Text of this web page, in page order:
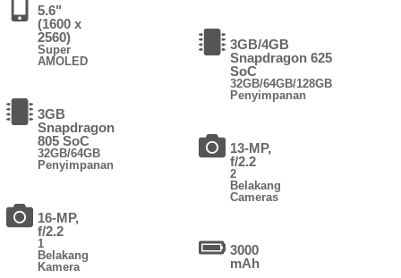
5.6"
(1600 x
2560)
Super
AMOLED
3GB
Snapdragon
805 SoC
32GB/64GB
Penyimpanan
16-MP,
f/2.2
1
Belakang
Kamera
3GB/4GB
Snapdragon 625
SoC
32GB/64GB/128GB
Penyimpanan
13-MP,
f/2.2
2
Belakang
Cameras
3000
mAh